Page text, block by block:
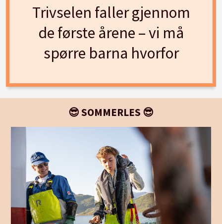
Trivselen faller gjennom
de første årene – vi må
spørre barna hvorfor
😎 SOMMERLES 😎